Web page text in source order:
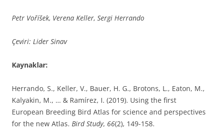
Petr Voříšek, Verena Keller, Sergi Herrando
Çeviri: Lider Sinav
Kaynaklar:
Herrando, S., Keller, V., Bauer, H. G., Brotons, L., Eaton, M.,
Kalyakin, M., … & Ramírez, I. (2019). Using the first
European Breeding Bird Atlas for science and perspectives
for the new Atlas. Bird Study, 66(2), 149-158.